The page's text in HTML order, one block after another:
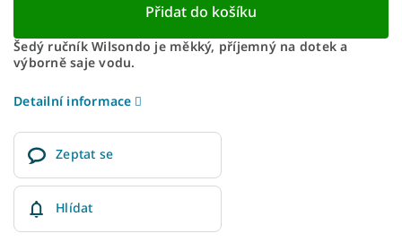
Přidat do košíku
Šedý ručník Wilsondo je měkký, příjemný na dotek a
výborně saje vodu.
Detailní informace
Zeptat se
Hlídat